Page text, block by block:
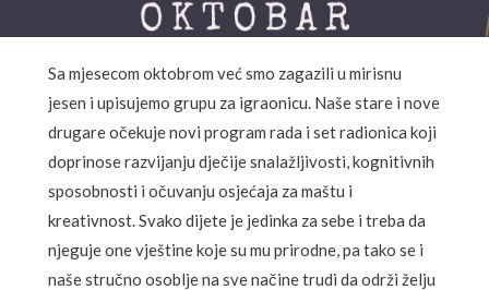
Sa mjesecom oktobrom već smo zagazili u mirisnu
jesen i upisujemo grupu za igraonicu. Naše stare i nove
drugare očekuje novi program rada i set radionica koji
doprinose razvijanju dječije snalažljivosti, kognitivnih
sposobnosti i očuvanju osjećaja za maštu i
kreativnost. Svako dijete je jedinka za sebe i treba da
njeguje one vještine koje su mu prirodne, pa tako se i
naše stručno osoblje na sve načine trudi da održi želju